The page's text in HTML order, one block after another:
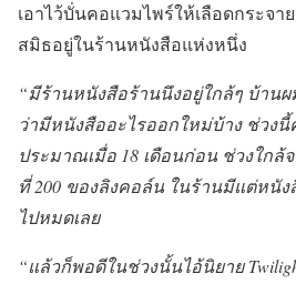
เอาไว้บั่นคอแวมไพร์ให้เลือดกระจ
สมิธอยู่ในร้านหนังสือแห่งหนึ่ง
“มีร้านหนังสือร้านนึงอยู่ใกล้ๆ บ้าน
ว่ามีหนังสืออะไรออกใหม่บ้าง ช่วง
ประมาณเมื่อ 18 เดือนก่อน ช่วงใกล้
ที่ 200 ของลิงคอล์น ในร้านมีแต่หนัง
ไปหมดเลย
“แล้วก็พอดีในช่วงนั้นไอ้นิยาย